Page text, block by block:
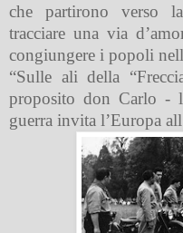
che partirono verso
tracciare una via
congiungere i popoli
“Sulle ali della
proposito don Carlo -
guerra invita l’Europa